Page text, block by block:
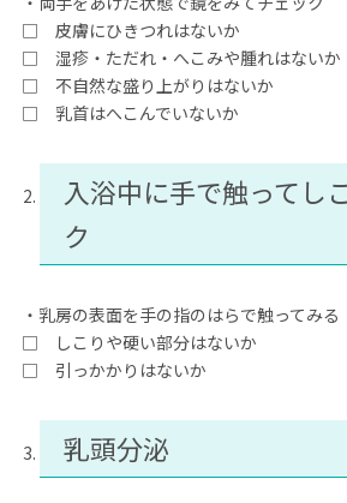
□ 皮膚にひきつれはないか
□ 湿疹・ただれ・へこみや腫れはないか
□ 不自然な盛り上がりはないか
□ 乳首はへこんでいないか
入浴中に手で触ってし
ク
・乳房の表面を手の指のはらで触ってみる
□ しこりや硬い部分はないか
□ 引っかかりはないか
乳頭分泌